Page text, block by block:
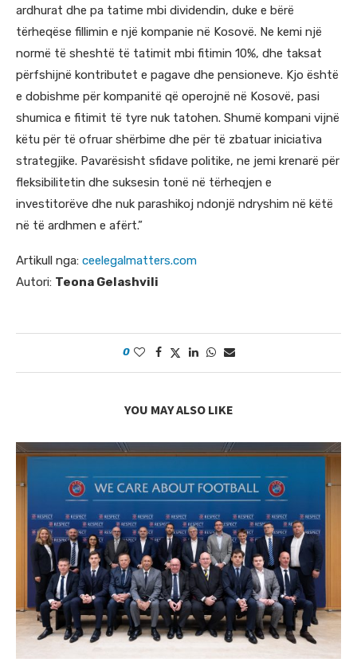
ardhurat dhe pa tatime mbi dividendin, duke e bërë
tërheqëse fillimin e një kompanie në Kosovë. Ne kemi një
normë të sheshtë të tatimit mbi fitimin 10%, dhe taksat
përfshijnë kontributet e pagave dhe pensioneve. Kjo është
e dobishme për kompanitë që operojnë në Kosovë, pasi
shumica e fitimit të tyre nuk tatohen. Shumë kompani vijnë
këtu për të ofruar shërbime dhe për të zbatuar iniciativa
strategjike. Pavarësisht sfidave politike, ne jemi krenarë për
fleksibilitetin dhe suksesin tonë në tërheqjen e
investitorëve dhe nuk parashikoj ndonjë ndryshim në këtë
në të ardhmen e afërt.”
Artikull nga: ceelegalmatters.com
Autori: Teona Gelashvili
0
YOU MAY ALSO LIKE